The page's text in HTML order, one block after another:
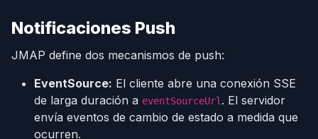
Notificaciones Push
JMAP define dos mecanismos de push:
EventSource: El cliente abre una conexión SSE
de larga duración a eventSourceUrl . El servidor
envía eventos de cambio de estado a medida que
ocurren.